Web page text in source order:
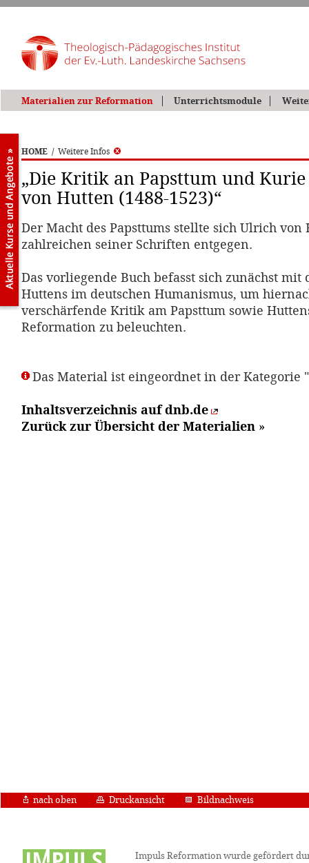
Materialien zur Reformation Unterrichtsmodule
HOME / Weitere Infos
„Die Kritik an Papsttum und
von Hutten (1488-1523)“
Der Macht des Papsttums stellte sich Ulrich von
zahlreichen seiner Schriften entgegen.
Das vorliegende Buch befasst sich zunächst mit
Huttens im deutschen Humanismus, um
verschärfende Kritik am Papsttum sowie
Reformation zu beleuchten.
Das Material ist eingeordnet in der Kategorie
Inhaltsverzeichnis auf dnb.de
Zurück zur Übersicht der Materialien »
nach oben Druckansicht Bildnachweis
Impuls Reformation wurde gefördert